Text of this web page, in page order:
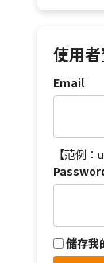
使用
Email
【范例
储存我